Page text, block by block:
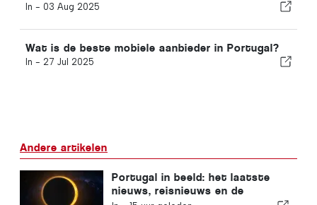
In - 03 Aug 2025
Wat is de beste mobiele aanbieder in Portugal?
In - 27 Jul 2025
Andere artikelen
Portugal in beeld: het laatste
nieuws, reisnieuws en de